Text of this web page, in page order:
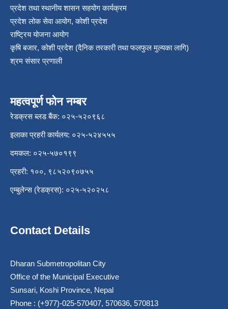
प्रदेश तथा स्थानीय शासन सहयोग कार्यक्रम
प्रदेश लोक सेवा आयोग, कोशी प्रदेश
राष्ट्रिय योजना आयोग
कृषि बजार, कोशी प्रदेश (दैनिक तरकारी तथा फलफुल मुल्यका लागि)
श्रम संसार प्रणाली
महत्वपूर्ण फोन नम्बर
रेडक्रस ब्लड बैंक: ०२५-५२०९६८
इलाका प्रहरी कार्यलय: ०२५-५२४५५५
दमकल: ०२५-५७०१९९
प्रहरी: १००, ९८५२०९०७५५
एम्बुलेन्स (रेडक्रस): ०२५-५२०२५८
Contact Details
Dharan Submetropolitan City
Office of the Municipal Executive
Sunsari, Koshi Province, Nepal
Phone : (+977)-025-570407, 570636, 570813